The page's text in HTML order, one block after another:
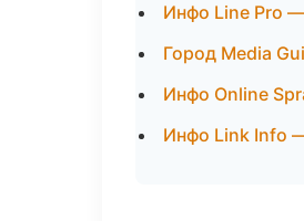
Инфо Line Pro
Город Media
Инфо Online
Инфо Link Info